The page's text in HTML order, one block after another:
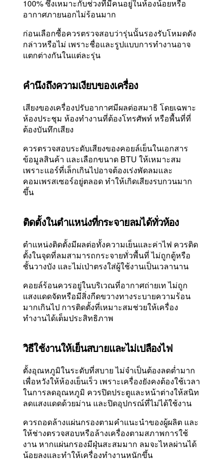
100% ซึ่งเหมาะกับช่วงที่มีคนอยู่ในห้องน้อยหรือ
อากาศภายนอกไม่ร้อนมาก
ก่อนเลือกซื้อควรตรวจสอบว่ารุ่นนั้นรองรับโหมดดัง
กล่าวหรือไม่ เพราะชื่อและรูปแบบการทำงานอาจ
แตกต่างกันในแต่ละรุ่น
คำนึงถึงความเงียบของเครื่อง
เสียงของเครื่องปรับอากาศมีผลต่อสมาธิ โดยเฉพาะ
ห้องประชุม ห้องทำงานที่ต้องโทรศัพท์ หรือพื้นที่ที่
ต้องบันทึกเสียง
ควรตรวจสอบระดับเสียงของคอยล์เย็นในเอกสาร
ข้อมูลสินค้า และเลือกขนาด BTU ให้เหมาะสม
เพราะแอร์ที่เล็กเกินไปอาจต้องเร่งพัดลมและ
คอมเพรสเซอร์อยู่ตลอด ทำให้เกิดเสียงรบกวนมาก
ขึ้น
ติดตั้งในตำแหน่งที่กระจายลมได้ทั่วห้อง
ตำแหน่งติดตั้งมีผลต่อทั้งความเย็นและค่าไฟ ควรติด
ตั้งในจุดที่ลมสามารถกระจายทั่วพื้นที่ ไม่ถูกตู้หรือ
ชั้นวางบัง และไม่เป่าตรงใส่ผู้ใช้งานเป็นเวลานาน
คอยล์ร้อนควรอยู่ในบริเวณที่อากาศถ่ายเท ไม่ถูก
แสงแดดจัดหรือมีสิ่งกีดขวางทางระบายความร้อน
มากเกินไป การติดตั้งที่เหมาะสมช่วยให้เครื่อง
ทำงานได้เต็มประสิทธิภาพ
วิธีใช้งานให้เย็นสบายและไม่เปลืองไฟ
ตั้งอุณหภูมิในระดับที่สบาย ไม่จำเป็นต้องลดต่ำมาก
เพื่อหวังให้ห้องเย็นเร็ว เพราะเครื่องยังคงต้องใช้เวลา
ในการลดอุณหภูมิ ควรปิดประตูและหน้าต่างให้สนิท
ลดแสงแดดด้วยม่าน และปิดอุปกรณ์ที่ไม่ได้ใช้งาน
ควรถอดล้างแผ่นกรองตามคำแนะนำของผู้ผลิต และ
ให้ช่างตรวจสอบหรือล้างเครื่องตามสภาพการใช้
งาน หากแผ่นกรองมีฝุ่นสะสมมาก ลมจะไหลผ่านได้
น้อยลงและทำให้เครื่องทำงานหนักขึ้น